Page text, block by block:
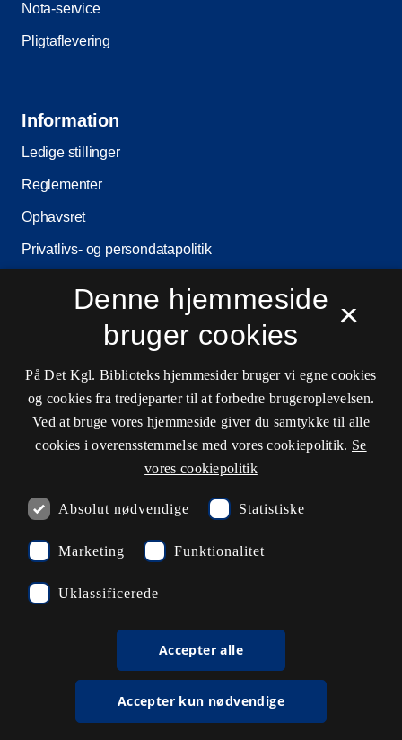
Nota-service
Pligtaflevering
Information
Ledige stillinger
Reglementer
Ophavsret
Privatlivs- og persondatapolitik
Cookieindstillinger
Kontaktinformationer
Åbningstider
Spørg biblioteket
33 47 47 47
EAN: 5798000795297
rdl_facebook
Følg os på Facebook
Følg os på Instagram
Følg os på LinkedIn
×
Denne hjemmeside
bruger cookies
På Det Kgl. Biblioteks hjemmesider bruger vi egne cookies
og cookies fra tredjeparter til at forbedre brugeroplevelsen.
Ved at bruge vores hjemmeside giver du samtykke til alle
cookies i overensstemmelse med vores cookiepolitik. Se
vores cookiepolitik
Absolut nødvendige Statistiske
Marketing Funktionalitet
Uklassificerede
Accepter alle
Accepter kun nødvendige